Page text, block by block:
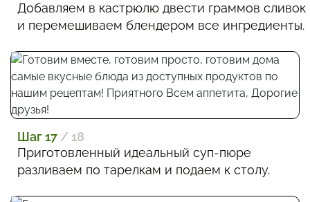
Добавляем в кастрюлю двести граммов сливок
и перемешиваем блендером все ингредиенты.
Шаг 17 / 18
Приготовленный идеальный суп-пюре
разливаем по тарелкам и подаем к столу.